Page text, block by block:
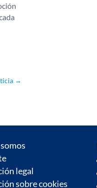
→
legal
sobre cookies